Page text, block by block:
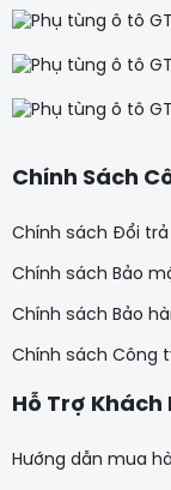
Chính Sách
Chính sách Đổi trả
Chính sách Bảo
Chính sách Bảo
Chính sách Công
Hỗ Trợ Khách
Hướng dẫn mua